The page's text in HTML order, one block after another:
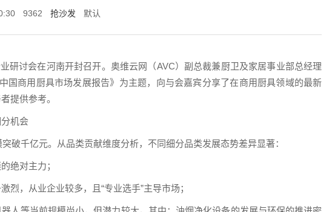
9362 抢沙发 默认
研讨会在河南开封召开。奥维云网（AVC）副总裁兼厨卫及家居事业部总经理
国商用厨具市场发展报告》为主题，向与会嘉宾分享了在商用厨具领域的最新
提供参考。
机会
破千亿元。从品类贡献维度分析，不同细分品类发展态势差异显著：
绝对主力；
烈，从业企业较多，且“专业选手”主导市场；